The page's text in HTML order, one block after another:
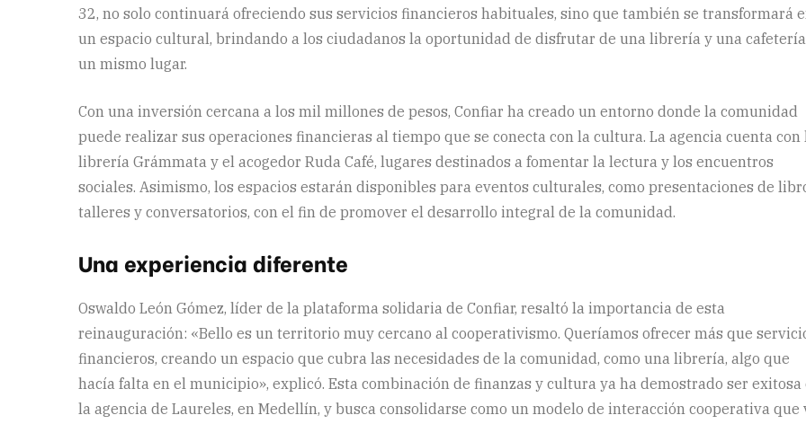
32, no solo continuará ofreciendo sus servicios financieros habituales, sino que también se transformará
un espacio cultural, brindando a los ciudadanos la oportunidad de disfrutar de una librería y una
un mismo lugar.
Con una inversión cercana a los mil millones de pesos, Confiar ha creado un entorno donde la comunidad
puede realizar sus operaciones financieras al tiempo que se conecta con la cultura. La agencia cuenta con
librería Grámmata y el acogedor Ruda Café, lugares destinados a fomentar la lectura y los encuentros
sociales. Asimismo, los espacios estarán disponibles para eventos culturales, como presentaciones de
talleres y conversatorios, con el fin de promover el desarrollo integral de la comunidad.
Una experiencia diferente
Oswaldo León Gómez, líder de la plataforma solidaria de Confiar, resaltó la importancia de esta
reinauguración: «Bello es un territorio muy cercano al cooperativismo. Queríamos ofrecer más que
financieros, creando un espacio que cubra las necesidades de la comunidad, como una librería, algo que
hacía falta en el municipio», explicó. Esta combinación de finanzas y cultura ya ha demostrado ser exitosa
la agencia de Laureles, en Medellín, y busca consolidarse como un modelo de interacción cooperativa que